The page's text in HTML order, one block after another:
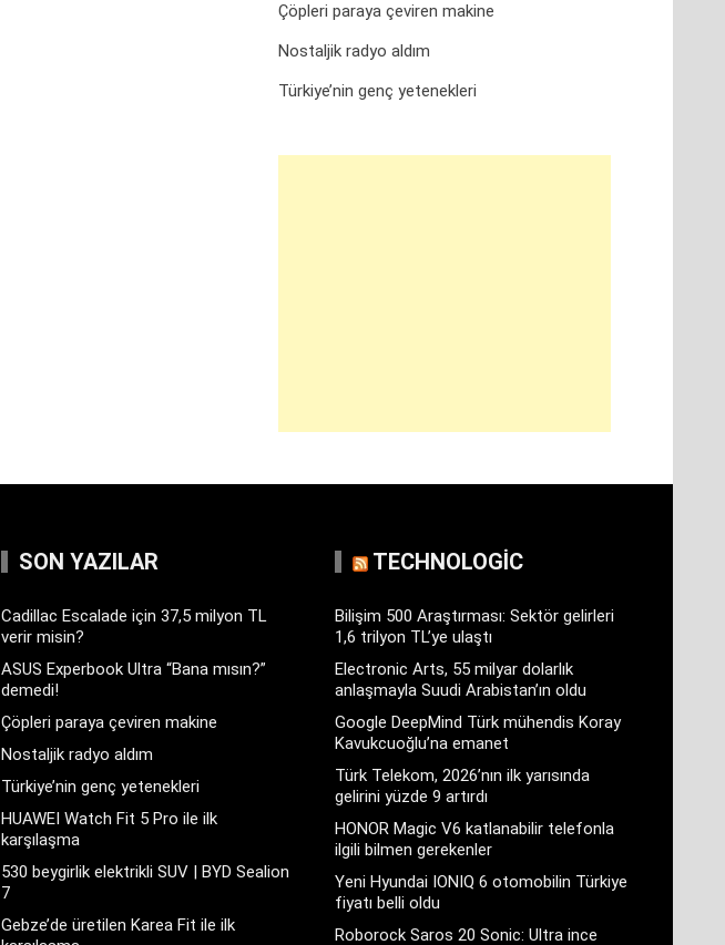
Çöpleri paraya çeviren makine
Nostaljik radyo aldım
Türkiye’nin genç yetenekleri
SON YAZILAR
Cadillac Escalade için 37,5 milyon TL
verir misin?
ASUS Experbook Ultra “Bana mısın?”
demedi!
Çöpleri paraya çeviren makine
Nostaljik radyo aldım
Türkiye’nin genç yetenekleri
HUAWEI Watch Fit 5 Pro ile ilk
karşılaşma
530 beygirlik elektrikli SUV | BYD Sealion
7
Gebze’de üretilen Karea Fit ile ilk
TECHNOLOGIC
Bilişim 500 Araştırması: Sektör gelirleri
1,6 trilyon TL’ye ulaştı
Electronic Arts, 55 milyar dolarlık
anlaşmayla Suudi Arabistan’ın oldu
Google DeepMind Türk mühendis Koray
Kavukcuoğlu’na emanet
Türk Telekom, 2026’nın ilk yarısında
gelirini yüzde 9 artırdı
HONOR Magic V6 katlanabilir telefonla
ilgili bilmen gerekenler
Yeni Hyundai IONIQ 6 otomobilin Türkiye
fiyatı belli oldu
Roborock Saros 20 Sonic: Ultra ince